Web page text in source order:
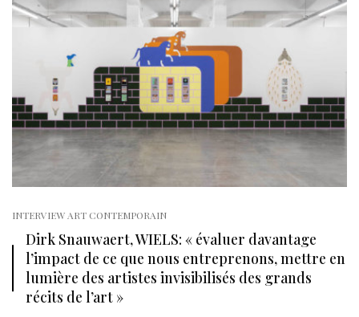
INTERVIEW ART CONTEMPORAIN
Dirk Snauwaert, WIELS: « évaluer davantage
l’impact de ce que nous entreprenons, mettre en
lumière des artistes invisibilisés des grands
récits de l’art »